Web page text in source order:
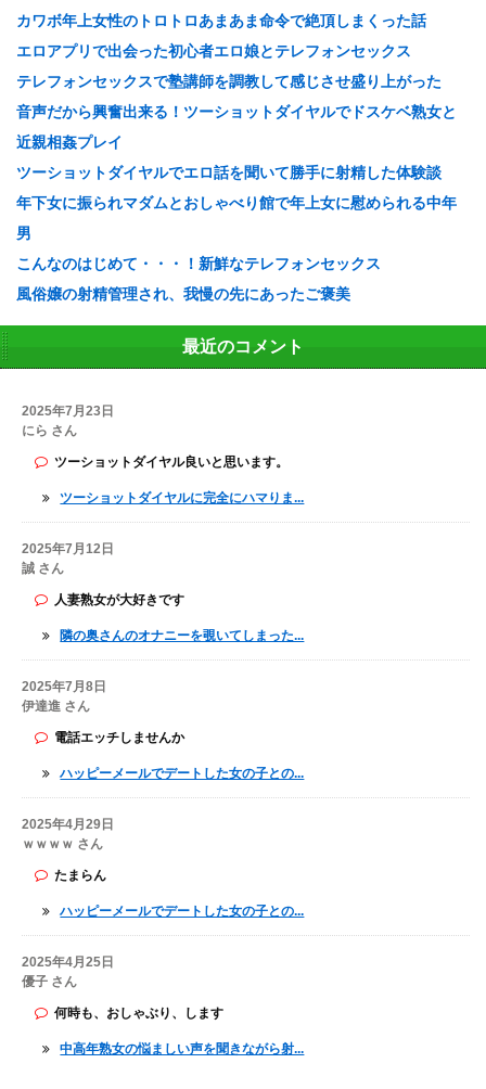
カワボ年上女性のトロトロあまあま命令で絶頂しまくった話
エロアプリで出会った初心者エロ娘とテレフォンセックス
テレフォンセックスで塾講師を調教して感じさせ盛り上がった
音声だから興奮出来る！ツーショットダイヤルでドスケベ熟女と
近親相姦プレイ
ツーショットダイヤルでエロ話を聞いて勝手に射精した体験談
年下女に振られマダムとおしゃべり館で年上女に慰められる中年
男
こんなのはじめて・・・！新鮮なテレフォンセックス
風俗嬢の射精管理され、我慢の先にあったご褒美
最近のコメント
2025年7月23日
にら さん
ツーショットダイヤル良いと思います。
ツーショットダイヤルに完全にハマりま...
2025年7月12日
誠 さん
人妻熟女が大好きです
隣の奥さんのオナニーを覗いてしまった...
2025年7月8日
伊達進 さん
電話エッチしませんか
ハッピーメールでデートした女の子との...
2025年4月29日
ｗｗｗｗ さん
たまらん
ハッピーメールでデートした女の子との...
2025年4月25日
優子 さん
何時も、おしゃぶり、します
中高年熟女の悩ましい声を聞きながら射...